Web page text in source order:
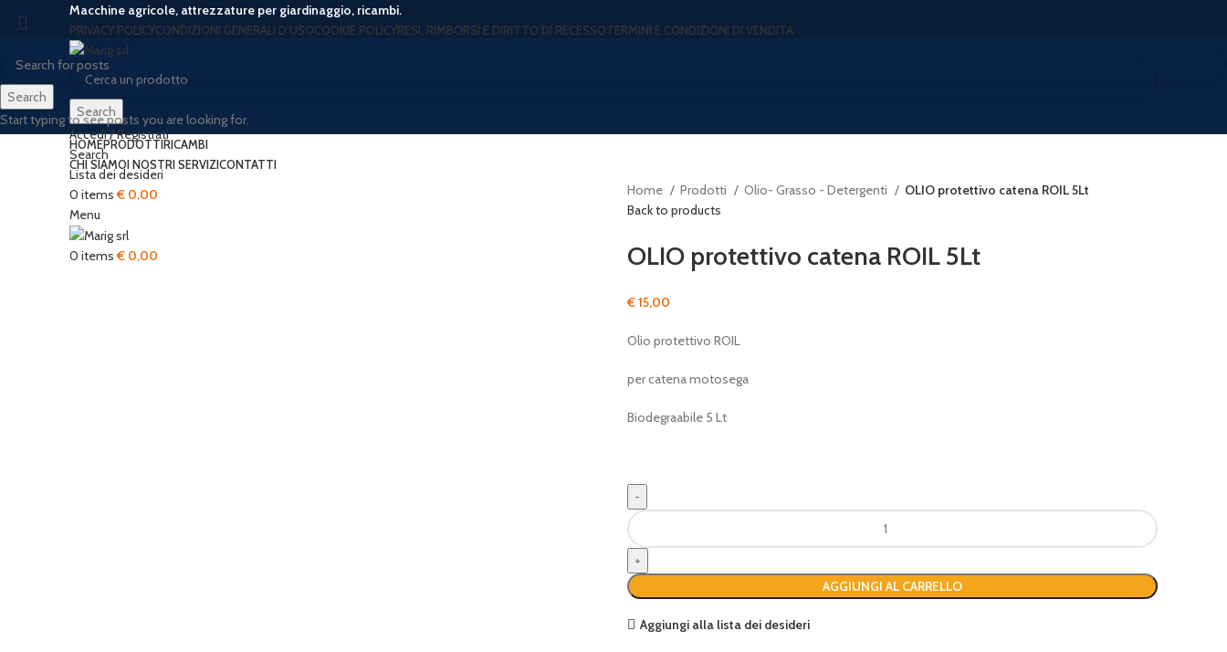
Macchine agricole, attrezzature per giardinaggio, ricambi.
PRIVACY POLICYCONDIZIONI GENERALI D’USOCOOKIE POLICYRESI, RIMBORSI E DIRITTO DI RECESSOTERMINI E CONDIZIONI DI VENDITA
Search
Accedi / Registrati
Search
Lista dei desideri
0 items € 0,00
Menu
0 items € 0,00
HOMEPRODOTTIRICAMBI
CHI SIAMOI NOSTRI SERVIZICONTATTI
Home Prodotti Olio- Grasso - Detergenti
OLIO protettivo catena ROIL 5Lt
Back to products
OLIO protettivo catena ROIL 5Lt
€15,00
Olio protettivo ROIL
per catena motosega
Biodegraabile 5 Lt
OLIO
protettivo
catena
ROIL
5Lt
quantità
AGGIUNGI AL CARRELLO
Aggiungi alla lista dei desideri
Search
Start typing to see posts you are looking for.